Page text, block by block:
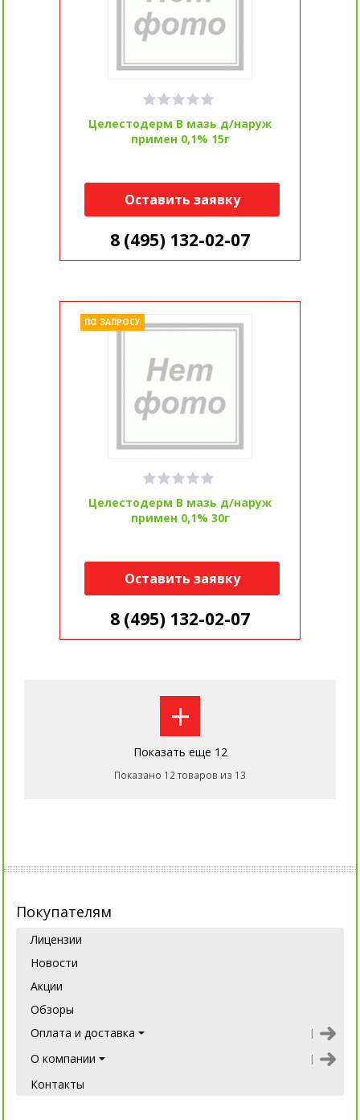
Целестодерм В мазь д/наруж
примен 0,1% 15г
Оставить заявку
8 (495) 132-02-07
Целестодерм В мазь д/наруж
примен 0,1% 30г
ПО ЗАПРОСУ
Оставить заявку
8 (495) 132-02-07
+
Показать еще 12
Показано 12 товаров из 13
Покупателям
Лицензии
Новости
Акции
Обзоры
Оплата и доставка
О компании
Контакты